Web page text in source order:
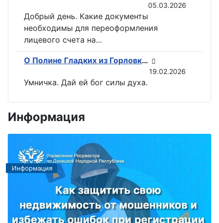
05.03.2026
Добрый день. Какие документы
необходимы для переоформления
лицевого счета на...
О Полине Гладких из Горловки снимут документальный фильм
19.02.2026
Умничка. Дай ей бог силы духа.
Информация
Информация